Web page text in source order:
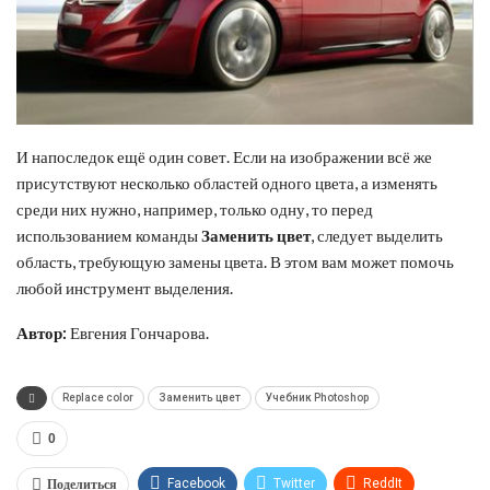
И напоследок ещё один совет. Если на изображении всё же
присутствуют несколько областей одного цвета, а изменять
среди них нужно, например, только одну, то перед
использованием командыЗаменить цвет, следует выделить
область, требующую замены цвета. В этом вам может помочь
любой инструмент выделения.
Автор: Евгения Гончарова.
Replace color Заменить цвет Учебник Photoshop
0
Поделиться Facebook Twitter ReddIt